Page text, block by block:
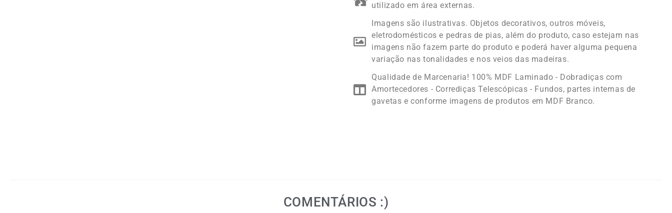
utilizado em área externas.
Imagens são ilustrativas. Objetos decorativos, outros móveis,
eletrodomésticos e pedras de pias, além do produto, caso estejam nas
imagens não fazem parte do produto e poderá haver alguma pequena
variação nas tonalidades e nos veios das madeiras.
Qualidade de Marcenaria! 100% MDF Laminado - Dobradiças com
Amortecedores - Corrediças Telescópicas - Fundos, partes internas de
gavetas e conforme imagens de produtos em MDF Branco.
COMENTÁRIOS :)